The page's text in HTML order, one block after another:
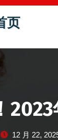
页
12 月 22,